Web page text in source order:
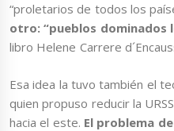
“proletarios de todos los
otro: “pueblos dominados
libro Helene Carrere
Esa idea la tuvo también el
quien propuso reducir la
hacia el este. El problema